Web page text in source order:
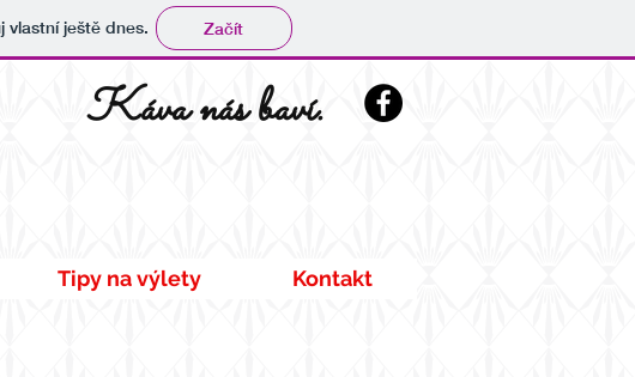
vlastní ještě dnes. Začít
Káva nás baví.
Tipy na výlety Kontakt